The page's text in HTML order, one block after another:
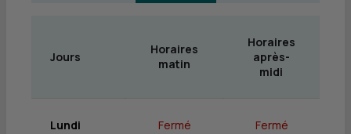
Jours
Horaires
matin
Horaires
après-
midi
Lundi Fermé Fermé